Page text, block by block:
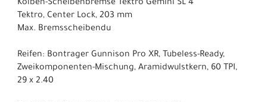
Kolben-Scheibenbremse Tektro Gemini SL 4
Tektro, Center Lock, 203 mm
Max. Bremsscheibendu
Reifen: Bontrager Gunnison Pro XR, Tubeless-Ready,
Zweikomponenten-Mischung, Aramidwulstkern, 60 TPI,
29 x 2.40